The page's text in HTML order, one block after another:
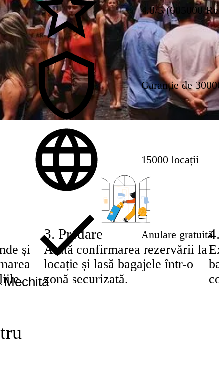
4.8/5 (605000
Garanție de
15000 locații
Anulare gratuită
și
3. Predare
Arată confirmarea rezervării la
locație și lasă bagajele într-o
zonă securizată.
4.